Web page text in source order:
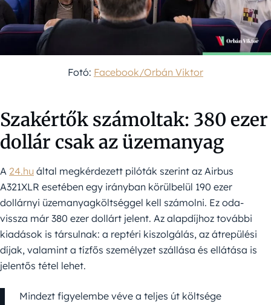
Fotó: Facebook/Orbán Viktor
Szakértők számoltak: 380 ezer
dollár csak az üzemanyag
A 24.hu által megkérdezett pilóták szerint az Airbus
A321XLR esetében egy irányban körülbelül 190 ezer
dollárnyi üzemanyagköltséggel kell számolni. Ez oda-
vissza már 380 ezer dollárt jelent. Az alapdíjhoz további
kiadások is társulnak: a reptéri kiszolgálás, az átrepülési
díjak, valamint a tízfős személyzet szállása és ellátása is
jelentős tétel lehet.
Mindezt figyelembe véve a teljes út költsége